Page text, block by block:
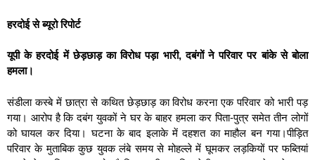
हरदोई से ब्यूरो रिपोर्ट
यूपी के हरदोई में छेड़छाड़ का विरोध पड़ा भारी, दबंगों ने परिवार पर बांके से बोला
हमला।
संडीला कस्बे में छात्रा से कथित छेड़छाड़ का विरोध करना एक परिवार को भारी पड़
गया। आरोप है कि दबंग युवकों ने घर के बाहर हमला कर पिता-पुत्र समेत तीन लोगों
को घायल कर दिया। घटना के बाद इलाके में दहशत का माहौल बन गया।पीड़ित
परिवार के मुताबिक कुछ युवक लंबे समय से मोहल्ले में घूमकर लड़कियों पर फब्तियां